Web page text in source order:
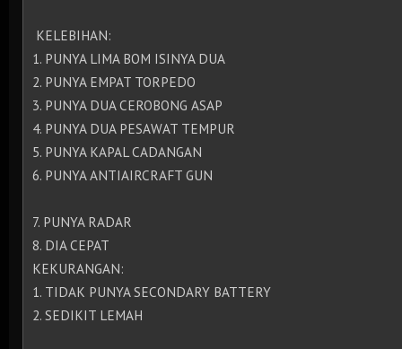
KELEBIHAN:
1. PUNYA LIMA BOM ISINYA DUA
2. PUNYA EMPAT TORPEDO
3. PUNYA DUA CEROBONG ASAP
4. PUNYA DUA PESAWAT TEMPUR
5. PUNYA KAPAL CADANGAN
6. PUNYA ANTIAIRCRAFT GUN
7. PUNYA RADAR
8. DIA CEPAT
KEKURANGAN:
1. TIDAK PUNYA SECONDARY BATTERY
2. SEDIKIT LEMAH